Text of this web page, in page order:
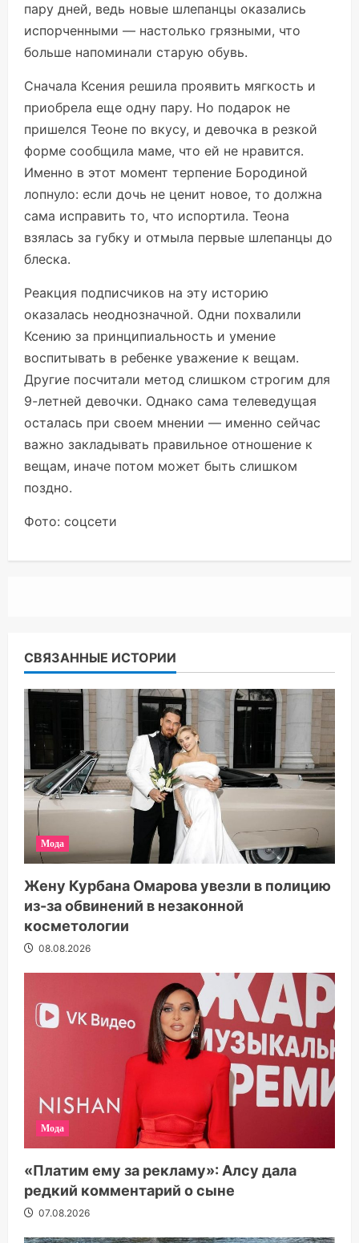
пару дней, ведь новые шлепанцы оказались
испорченными — настолько грязными, что
больше напоминали старую обувь.
Сначала Ксения решила проявить мягкость и
приобрела еще одну пару. Но подарок не
пришелся Теоне по вкусу, и девочка в резкой
форме сообщила маме, что ей не нравится.
Именно в этот момент терпение Бородиной
лопнуло: если дочь не ценит новое, то должна
сама исправить то, что испортила. Теона
взялась за губку и отмыла первые шлепанцы до
блеска.
Реакция подписчиков на эту историю
оказалась неоднозначной. Одни похвалили
Ксению за принципиальность и умение
воспитывать в ребенке уважение к вещам.
Другие посчитали метод слишком строгим для
9-летней девочки. Однако сама телеведущая
осталась при своем мнении — именно сейчас
важно закладывать правильное отношение к
вещам, иначе потом может быть слишком
поздно.
Фото: соцсети
СВЯЗАННЫЕ ИСТОРИИ
Мода
Жену Курбана Омарова увезли в полицию
из-за обвинений в незаконной
косметологии
08.08.2026
Мода
«Платим ему за рекламу»: Алсу дала
редкий комментарий о сыне
07.08.2026